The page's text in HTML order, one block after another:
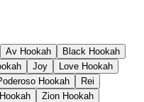
Av Hookah
Black Hookah
Joy
Love Hookah
Hookah
Rei
Zion Hookah